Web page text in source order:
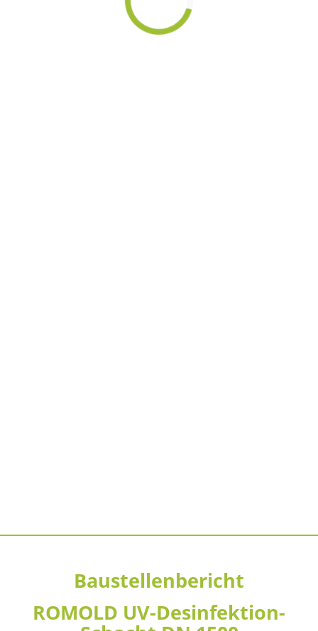
Baustellenbericht
ROMOLD UV-Desinfektion-